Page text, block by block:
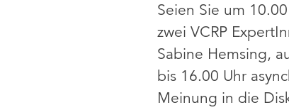
Seien Sie um
zwei VCRP
Sabine Hemsing,
bis 16.00 Uhr
Meinung in die